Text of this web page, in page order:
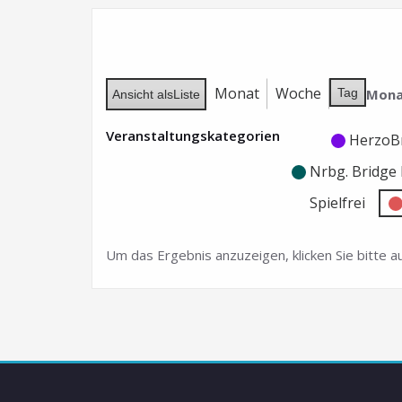
Ansicht alsListe Monat Woche Tag
Veranstaltungskategorien
Kategorie
ohne
Titel
Kategorie
ohne
Titel
Nrbg. Bridge
Spielfrei
Um das Ergebnis anzuzeigen, klicken Sie bitte